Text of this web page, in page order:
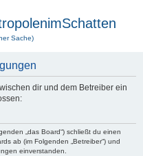
Sache)
dir und dem Betreiber ein
„das Board“) schließt du einen
ab (im Folgenden „Betreiber“) und
einverstanden.